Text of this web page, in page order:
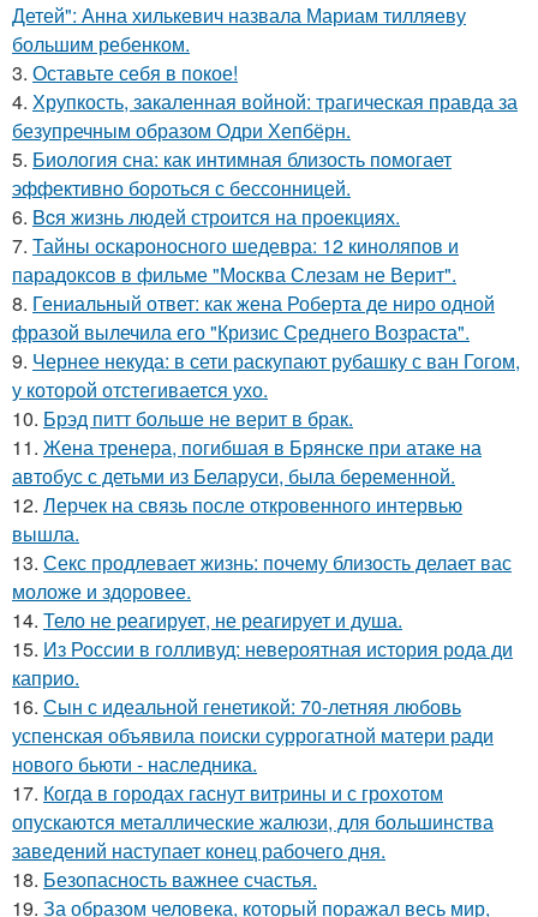
Детей": Анна хилькевич назвала Мариам тилляеву
большим ребенком.
3. Оставьте себя в покое!
4. Хрупкость, закаленная войной: трагическая правда за
безупречным образом Одри Хепбёрн.
5. Биология сна: как интимная близость помогает
эффективно бороться с бессонницей.
6. Bcя жизнь людей строится на проекциях.
7. Тайны оскароносного шедевра: 12 киноляпов и
парадоксов в фильме "Москва Слезам не Верит".
8. Гениальный ответ: как жена Роберта де ниро одной
фразой вылечила его "Кризис Среднего Возраста".
9. Чернее некуда: в сети раскупают рубашку с ван Гогом,
у которой отстегивается ухо.
10. Брэд питт больше не верит в брак.
11. Жена тренера, погибшая в Брянске при атаке на
автобус с детьми из Беларуси, была беременной.
12. Лерчек на связь после откровенного интервью
вышла.
13. Секс продлевает жизнь: почему близость делает вас
моложе и здоровее.
14. Тело не реагирует, не реагирует и душа.
15. Из России в голливуд: невероятная история рода ди
каприо.
16. Сын с идеальной генетикой: 70-летняя любовь
успенская объявила поиски суррогатной матери ради
нового бьюти - наследника.
17. Когда в городах гаснут витрины и с грохотом
опускаются металлические жалюзи, для большинства
заведений наступает конец рабочего дня.
18. Безопасность важнее счастья.
19. За образом человека, который поражал весь мир,